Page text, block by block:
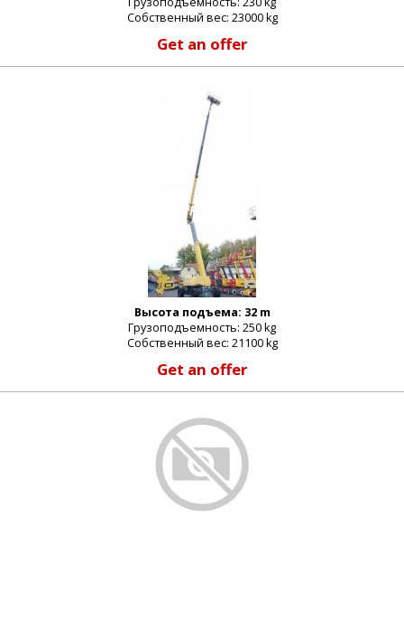
Собственный вес: 23000 kg
Get an offer
Высота подъема: 32 m
Грузоподъемность: 250 kg
Собственный вес: 21100 kg
Get an offer